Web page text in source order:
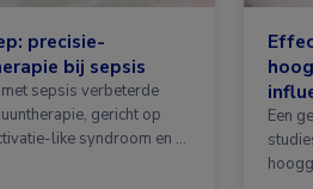
precisie-
bij sepsis
sepsis verbeterde
gericht op
like syndroom en …
Een